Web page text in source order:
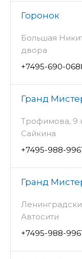
Горонок
Большая
двора
+7495-690-
Гранд
Трофимова, 9
Сайкина
+7495-988-
Гранд
Автосити
+7495-988-